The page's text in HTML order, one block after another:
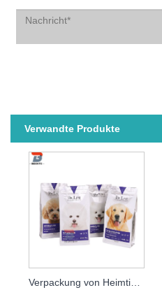
Verwandte Produkte
Verpackung von Heimtierprodukten und Hundekeksen